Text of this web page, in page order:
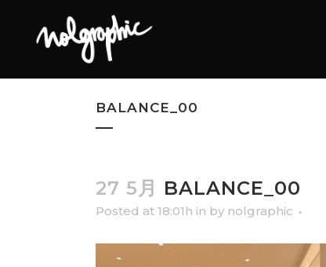
BALANCE_00
27 5月 BALANCE_00
Posted at 18:01h in by nolgraphic